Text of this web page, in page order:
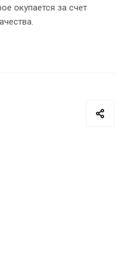
окупается за счет